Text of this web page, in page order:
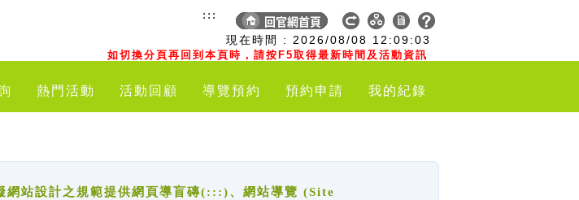
現在時間 : 2026/08/08 12:09:04
如切換分頁再回到本頁時，請按F5取得最新時間及活動資訊
:::
熱門活動 活動回顧 導覽預約 預約申請 我的紀錄
網站設計之規範提供網頁導盲磚(:::)、網站導覽 (Site